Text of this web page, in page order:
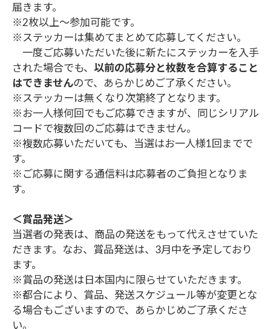
届きます。
※2枚以上～参加可能です。
※ステッカーは集めてまとめて応募してください。
一度ご応募いただいた後に新たにステッカーを入手
された場合でも、 以前の応募分と枚数を合算すること
はできませんので、あらかじめご了承ください。
※ステッカーは無くなり次第終了となります。
※お一人様何回でもご応募できますが、同じシリアル
コードで複数回のご応募はできません。
※複数応募いただいても、当選はお一人様1回までで
す。
※ご応募に関する通信料は応募者のご負担となりま
す。
＜賞品発送＞
当選者の発表は、商品の発送をもって代えさせていた
だきます。なお、賞品発送は、3月中を予定しており
ます。
※賞品の発送は日本国内に限らせていただきます。
※都合により、賞品、発送スケジュール等が変更とな
る場合もございますので、あらかじめご了承くださ
い。